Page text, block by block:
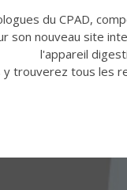
du CPAD,
son nouveau site
l'appareil
y trouverez tous les